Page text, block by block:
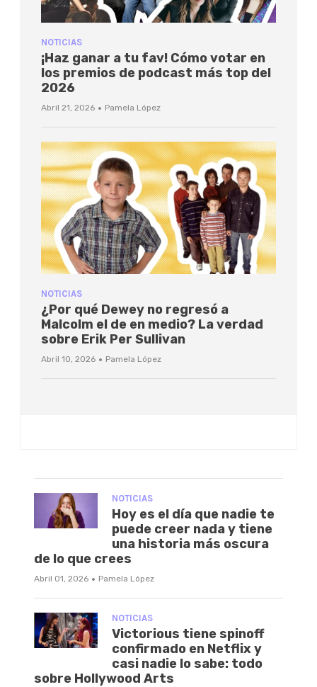
NOTICIAS
¡Haz ganar a tu fav! Cómo votar en
los premios de podcast más top del
2026
Abril 21, 2026 · Pamela López
NOTICIAS
¿Por qué Dewey no regresó a
Malcolm el de en medio? La verdad
sobre Erik Per Sullivan
Abril 10, 2026 · Pamela López
NOTICIAS
Hoy es el día que nadie te
puede creer nada y tiene
una historia más oscura
de lo que crees
Abril 01, 2026 · Pamela López
NOTICIAS
Victorious tiene spinoff
confirmado en Netflix y
casi nadie lo sabe: todo
sobre Hollywood Arts